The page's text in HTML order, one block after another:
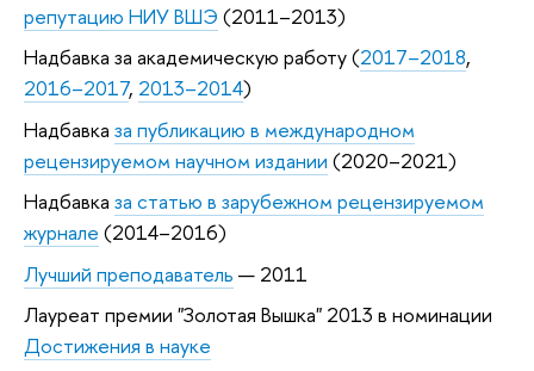
репутацию НИУ ВШЭ (2011–2013)
Надбавка за академическую работу (2017–2018,
2016–2017, 2013–2014)
Надбавка за публикацию в международном
рецензируемом научном издании (2020–2021)
Надбавка за статью в зарубежном рецензируемом
журнале (2014–2016)
Лучший преподаватель — 2011
Лауреат премии "Золотая Вышка" 2013 в номинации
Достижения в науке